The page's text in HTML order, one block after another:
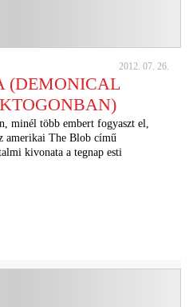
2012. 07. 26.
(DEMONICAL
minél több embert fogyaszt el,
amerikai The Blob című
kivonata a tegnap esti